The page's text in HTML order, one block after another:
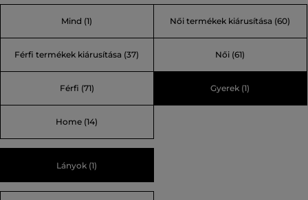
– leningeket, női fürdőruhákat és játékos mintákat.
Időtlen, napfényben fürdő márka.
Mind (1) Női termékek kiárusítása (60)
Férfi termékek kiárusítása (37) Női (61)
Férfi (71) Gyerek (1)
Home (14)
Lányok (1)